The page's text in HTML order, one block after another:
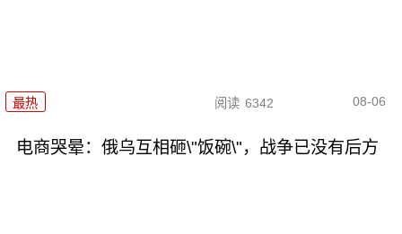
最热 阅读 6342 08-06
电商哭晕：俄乌互相砸\"饭碗\"，战争已没有后方